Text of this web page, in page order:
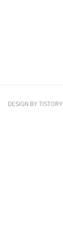
DESIGN BYTISTORY